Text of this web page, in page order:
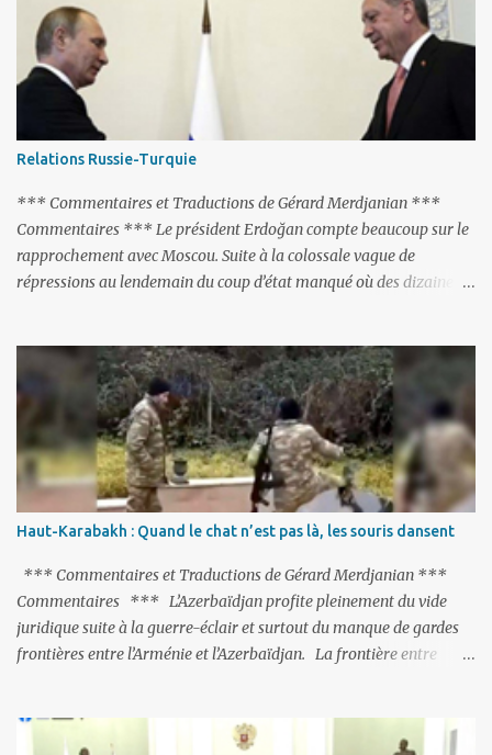
revendications internationales mutuelles et sur l'abstention de
déployer des représentants d'autres pays le long de la frontière
entre l'Arménie et l'Azerbaïdjan. C’est chose faite, l’Arménie a
accepté. Comme on pouvait s’y attendre, Bakou a posé de
nouvelles conditions préalables : 1- L’Arménie doit demander la
dissolution du Groupe de Minsk de l’OSCE ; 2- et surtout, elle doit
changer sa Constitution en supprimant toute allusion au
‘Karabakh’. Su...
Relations Russie-Turquie
*** Commentaires et Traductions de Gérard Merdjanian ***
Commentaires *** Le président Erdoğan compte beaucoup sur le
rapprochement avec Moscou. Suite à la colossale vague de
répressions au lendemain du coup d’état manqué où des dizaines
fermés, ses relations avec les Occidentaux se sont notablement
refroidies ; Moscou s’était abstenu de critiquer Ankara sur cette
purge massive. Avec en perspective, une épée de Damoclès
suspendue au-dessus de la tête - la fin des négociations d’adhésion
à l’UE si la peine de mort est rétablie ; Et des menaces non voilées
envers les Etats-Unis : «Si Gülen n'est pas extradé, les États-Unis
sacrifieront les relations bilatérales à cause de ce terroriste» , a
prévenu le ministre turc de la Justice, Bekir Bozdag.
Haut-Karabakh : Quand le chat n’est pas là, les souris dansent
*** Commentaires et Traductions de Gérard Merdjanian ***
Commentaires *** L’Azerbaïdjan profite pleinement du vide
juridique suite à la guerre-éclair et surtout du manque de gardes
frontières entre l’Arménie et l’Azerbaïdjan. La frontière entre
Gumri. On ne sait jamais si l’envie prenait au zigoto d’en face